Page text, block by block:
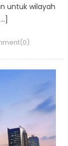
untuk wilayah